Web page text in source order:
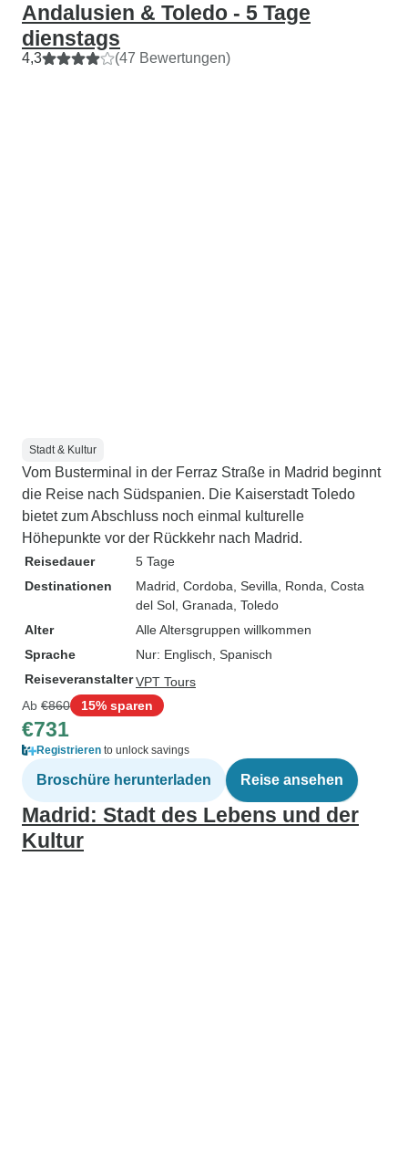
Andalusien & Toledo - 5 Tage
dienstags
4,3 (47 Bewertungen)
Stadt & Kultur
Vom Busterminal in der Ferraz Straße in Madrid beginnt
die Reise nach Südspanien. Die Kaiserstadt Toledo
bietet zum Abschluss noch einmal kulturelle
Höhepunkte vor der Rückkehr nach Madrid.
Reisedauer
5 Tage
Destinationen
Madrid , Cordoba , Sevilla , Ronda , Costa
del Sol , Granada , Toledo
Alter
Alle Altersgruppen willkommen
Sprache
Nur: Englisch, Spanisch
ReiseveranstalterVPT Tours
Ab €860 15% sparen
€731
Registrieren to unlock savings
Broschüre herunterladen Reise ansehen
Madrid: Stadt des Lebens und der
Kultur